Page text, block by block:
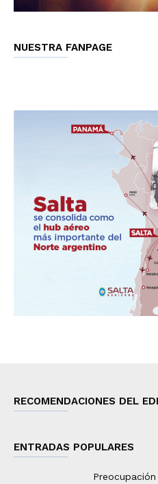
NUESTRA FANPAGE
RECOMENDACIONES DEL
ENTRADAS POPULARES